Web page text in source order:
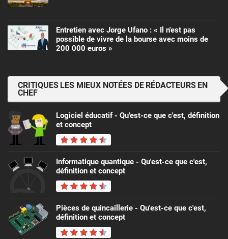
Entretien avec Jorge Ufano : « Il n'est pas
possible de vivre de la bourse avec moins de
200 000 euros »
CRITIQUES LES MIEUX NOTÉES DE RÉDACTEURS EN
CHEF
Logiciel éducatif - Qu'est-ce que c'est, définition
et concept
Informatique quantique - Qu'est-ce que c'est,
définition et concept
Pièces de quincaillerie - Qu'est-ce que c'est,
définition et concept